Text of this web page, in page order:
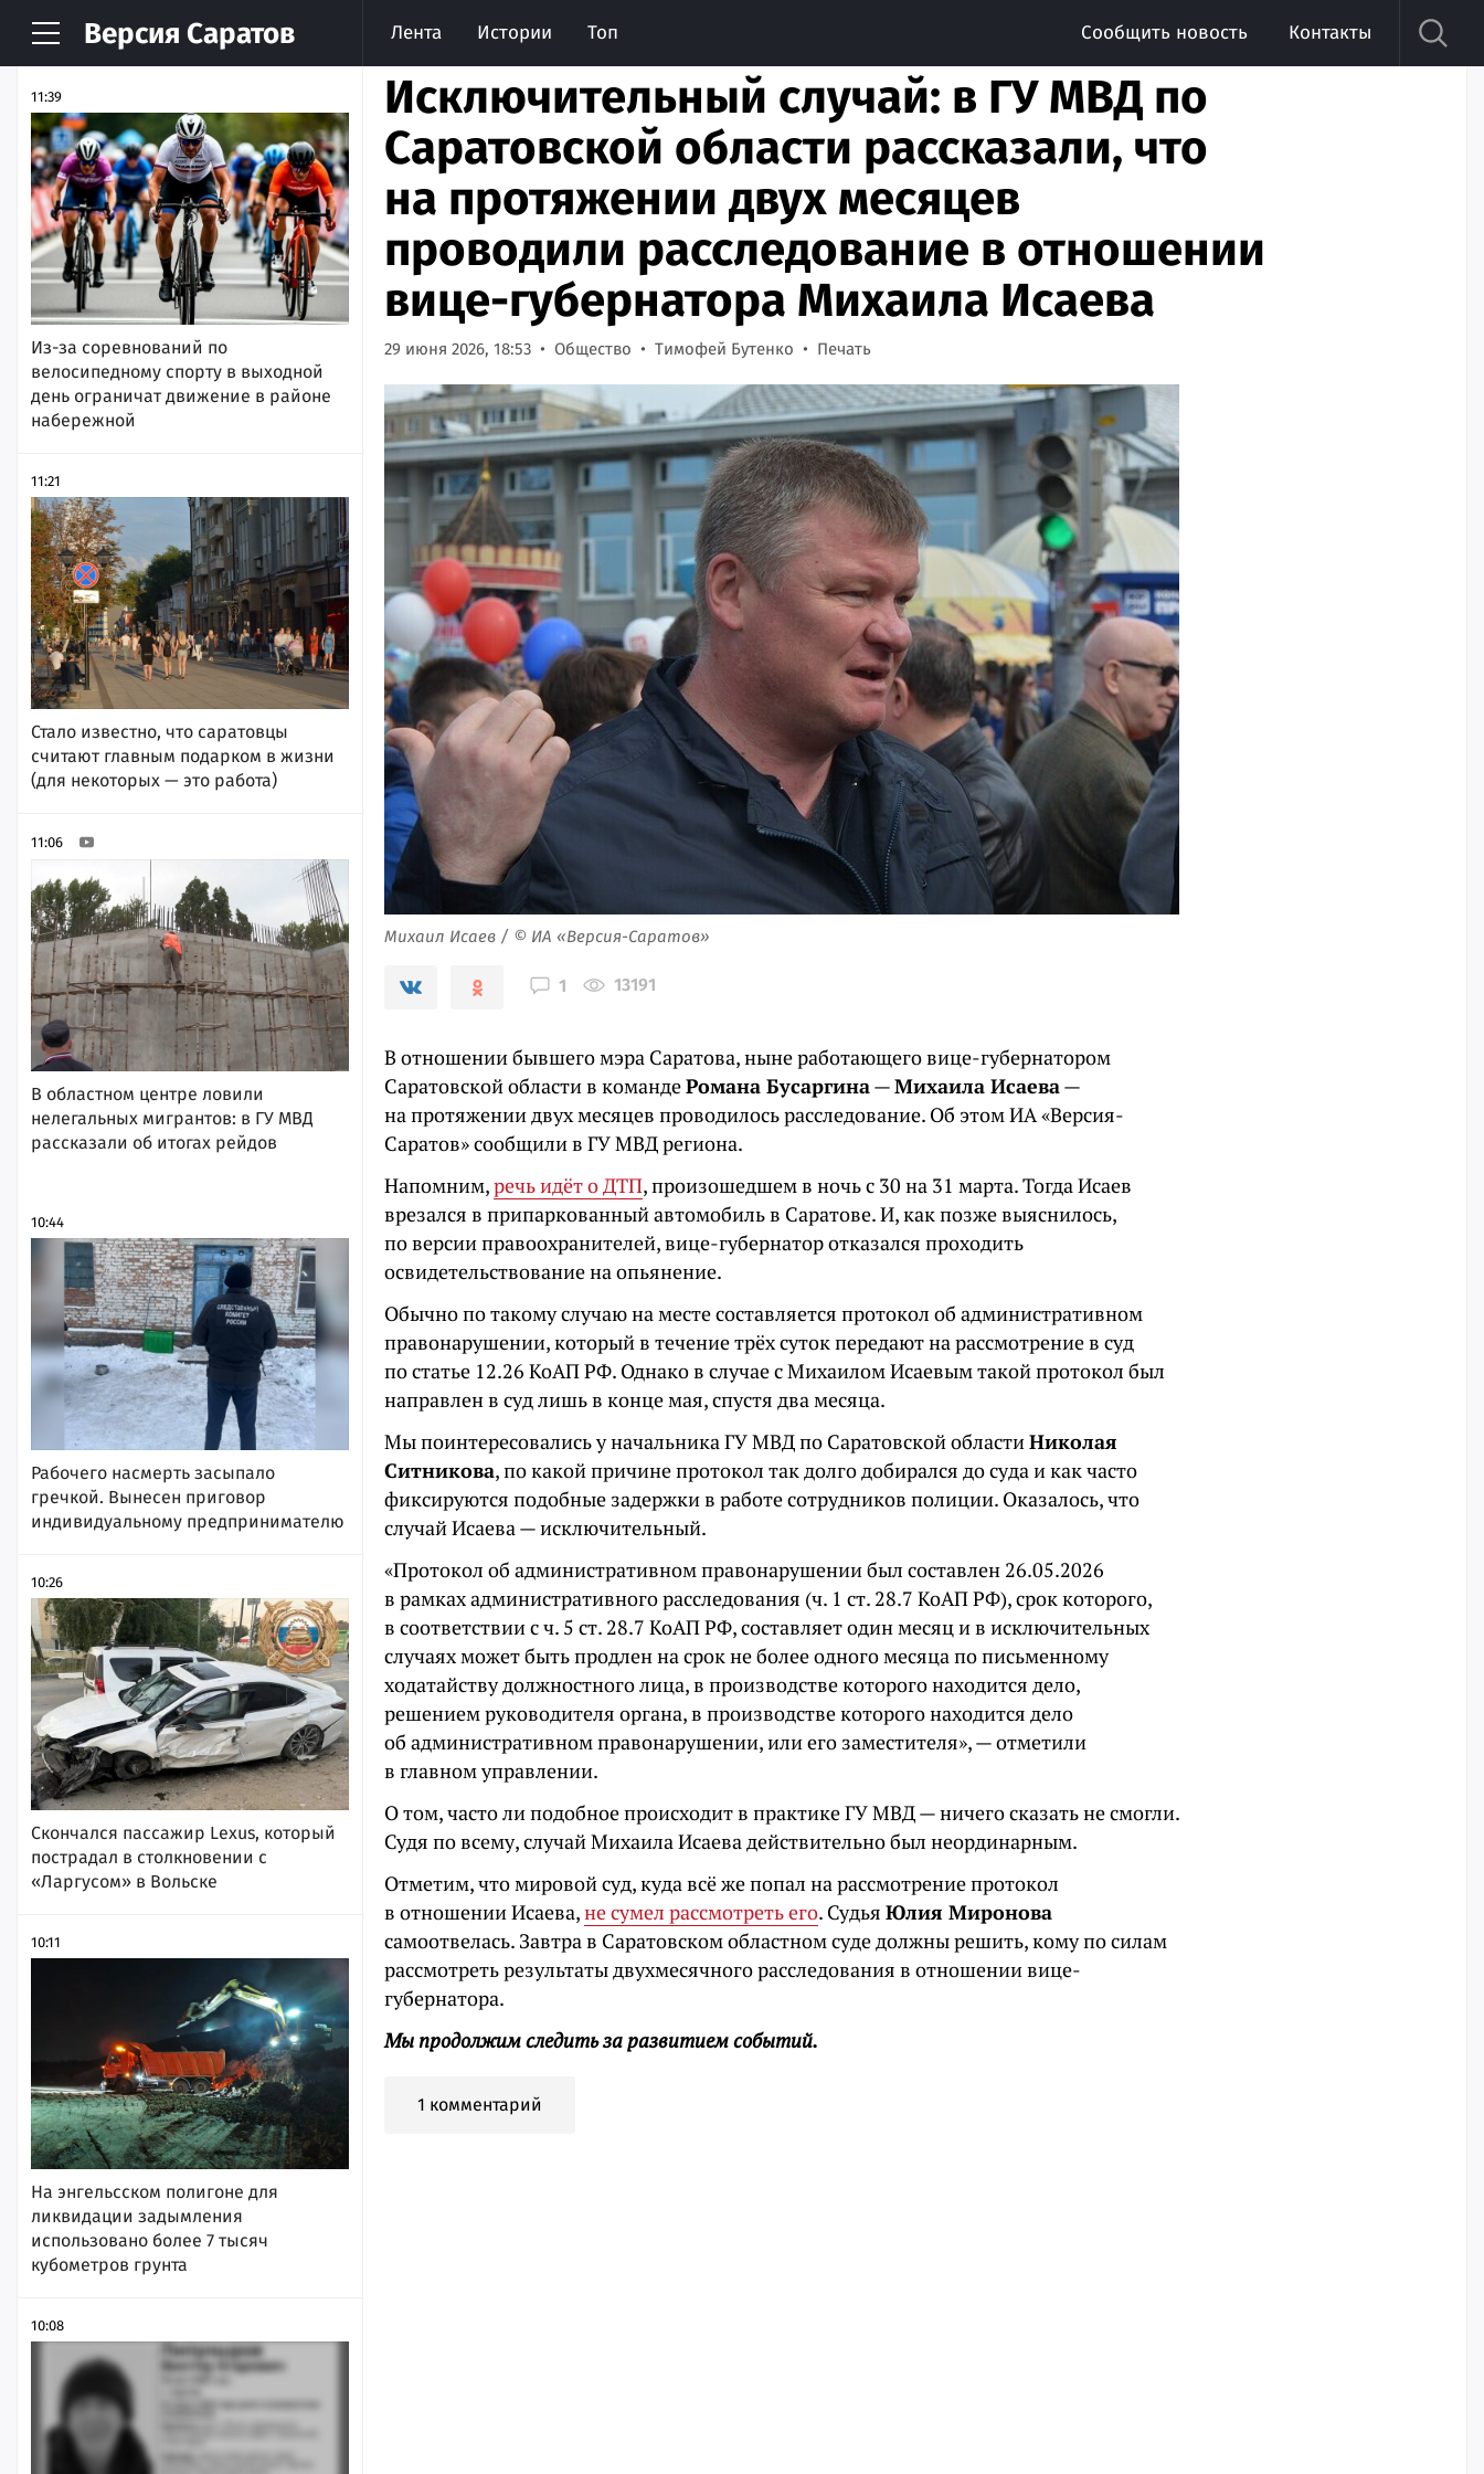
Версия Саратов Лента Истории Топ Сообщить новость Контакты
НОВОСТИ АРХИВ
11:39
Из-за соревнований по
велосипедному спорту в выходной
день ограничат движение в районе
набережной
11:21
Стало известно, что саратовцы
считают главным подарком в жизни
(для некоторых — это работа)
11:06
В областном центре ловили
нелегальных мигрантов: в ГУ МВД
рассказали об итогах рейдов
10:44
Рабочего насмерть засыпало
гречкой. Вынесен приговор
индивидуальному предпринимателю
10:26
Скончался пассажир Lexus, который
пострадал в столкновении с
«Ларгусом» в Вольске
10:11
На энгельсском полигоне для
ликвидации задымления
использовано более 7 тысяч
кубометров грунта
10:08
Исключительный случай: в ГУ МВД по
Саратовской области рассказали, что
на протяжении двух месяцев
проводили расследование в отношении
вице-губернатора Михаила Исаева
29 июня 2026, 18:53 Общество Тимофей Бутенко Печать
Михаил Исаев / © ИА «Версия-Саратов»
1 13191
В отношении бывшего мэра Саратова, ныне работающего вице-губернатором
Саратовской области в командеРомана Бусаргина—Михаила Исаева—
на протяжении двух месяцев проводилось расследование. Об этом ИА «Версия-
Саратов» сообщили в ГУ МВД региона.
Напомним,речь идёт о ДТП, произошедшем в ночь с 30 на 31 марта. Тогда Исаев
врезался в припаркованный автомобиль в Саратове. И, как позже выяснилось,
по версии правоохранителей, вице-губернатор отказался проходить
освидетельствование на опьянение.
Обычно по такому случаю на месте составляется протокол об административном
правонарушении, который в течение трёх суток передают на рассмотрение в суд
по статье 12.26 КоАП РФ. Однако в случае с Михаилом Исаевым такой протокол был
направлен в суд лишь в конце мая, спустя два месяца.
Мы поинтересовались у начальника ГУ МВД по Саратовской областиНиколая
Ситникова, по какой причине протокол так долго добирался до суда и как часто
фиксируются подобные задержки в работе сотрудников полиции. Оказалось, что
случай Исаева — исключительный.
«Протокол об административном правонарушении был составлен 26.05.2026
в рамках административного расследования (ч. 1 ст. 28.7 КоАП РФ), срок которого,
в соответствии с ч. 5 ст. 28.7 КоАП РФ, составляет один месяц и в исключительных
случаях может быть продлен на срок не более одного месяца по письменному
ходатайству должностного лица, в производстве которого находится дело,
решением руководителя органа, в производстве которого находится дело
об административном правонарушении, или его заместителя», — отметили
в главном управлении.
О том, часто ли подобное происходит в практике ГУ МВД — ничего сказать не смогли.
Судя по всему, случай Михаила Исаева действительно был неординарным.
Отметим, что мировой суд, куда всё же попал на рассмотрение протокол
в отношении Исаева,не сумел рассмотреть его. Судья Юлия Миронова
самоотвелась. Завтра в Саратовском областном суде должны решить, кому по силам
рассмотреть результаты двухмесячного расследования в отношении вице-
губернатора.
Мы продолжим следить за развитием событий.
1 комментарий